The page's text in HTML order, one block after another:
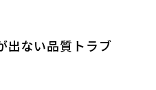
出ない品質トラブ